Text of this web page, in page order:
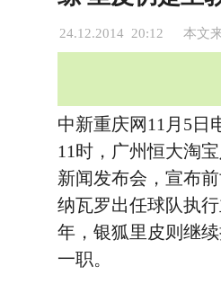
24.12.2014 20:12 本文
中新重庆网11月5日
11时，广州恒大淘
新闻发布会，宣布
纳瓦罗出任球队执
年，银狐里皮则继
一职。